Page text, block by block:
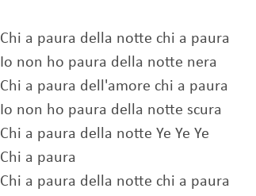
Chi a paura della notte chi a paura
Io non ho paura della notte nera
Chi a paura dell'amore chi a paura
Io non ho paura della notte scura
Chi a paura della notte Ye Ye Ye
Chi a paura
Chi a paura della notte chi a paura